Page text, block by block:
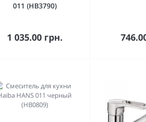
011 (HB3790)
1 035.00 грн.
В корзину В